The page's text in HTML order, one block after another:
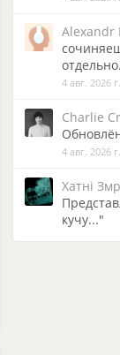
Alexandr
4 авг. 2026
Charlie
4 авг. 2026
Хатнi
кучу..."